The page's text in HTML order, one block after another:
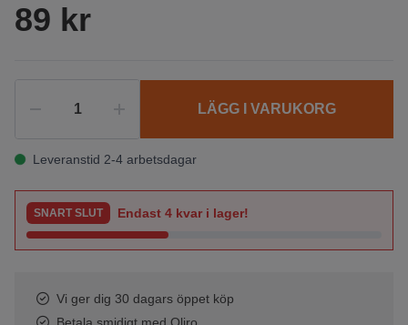
89 kr
LÄGG I VARUKORG
Leveranstid 2-4 arbetsdagar
SNART SLUT Endast 4 kvar i lager!
Vi ger dig 30 dagars öppet köp